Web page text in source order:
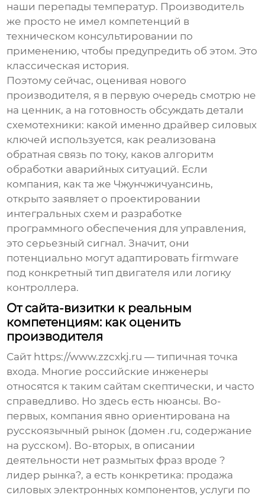
наши перепады температур. Производитель
же просто не имел компетенций в
техническом консультировании по
применению, чтобы предупредить об этом. Это
классическая история.
Поэтому сейчас, оценивая нового
производителя, я в первую очередь смотрю не
на ценник, а на готовность обсуждать детали
схемотехники: какой именно драйвер силовых
ключей используется, как реализована
обратная связь по току, каков алгоритм
обработки аварийных ситуаций. Если
компания, как та же Чжунчжичуансинь,
открыто заявляет о проектировании
интегральных схем и разработке
программного обеспечения для управления,
это серьезный сигнал. Значит, они
потенциально могут адаптировать firmware
под конкретный тип двигателя или логику
контроллера.
От сайта-визитки к реальным
компетенциям: как оценить
производителя
Сайт https://www.zzcxkj.ru — типичная точка
входа. Многие российские инженеры
относятся к таким сайтам скептически, и часто
справедливо. Но здесь есть нюансы. Во-
первых, компания явно ориентирована на
русскоязычный рынок (домен .ru, содержание
на русском). Во-вторых, в описании
деятельности нет размытых фраз вроде ?
лидер рынка?, а есть конкретика: продажа
силовых электронных компонентов,услуги по